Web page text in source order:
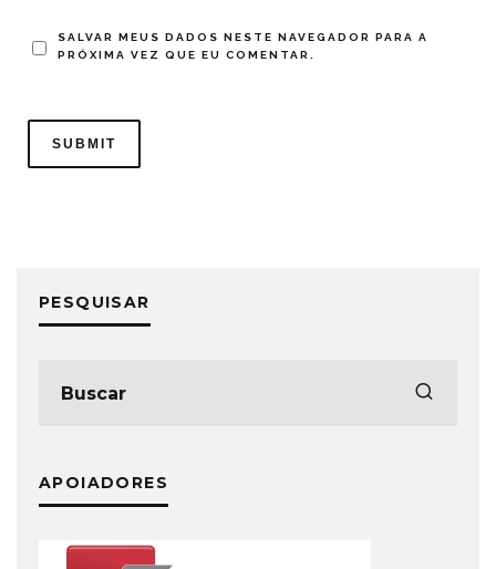
SALVAR MEUS DADOS NESTE NAVEGADOR PARA A
PRÓXIMA VEZ QUE EU COMENTAR.
PESQUISAR
APOIADORES